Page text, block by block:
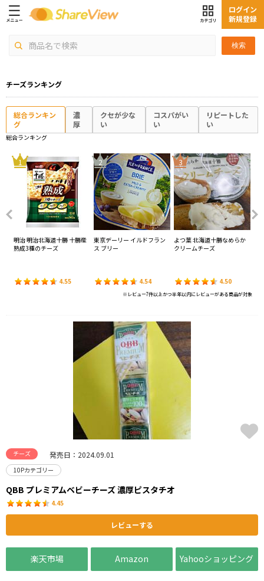
検索
ログイン
新規登録
チーズランキング
総合ランキン
グ
濃
厚
クセが少な
い
コスパがい
い
リピートした
い
総合ランキング
1
明治 明治北海道十勝 十勝産
熟成3種のチーズ
4.55
2
東京デーリー イルドフラン
ス ブリー
4.54
3
よつ葉 北海道十勝なめらか
クリームチーズ
4.50
※レビュー7件以上かつ半年以内にレビューがある商品が対象
チーズ 発売日：2024.09.01
10Pカテゴリー
QBB プレミアムベビーチーズ 濃厚ピスタチオ
4.45
レビューする
楽天市場 Amazon Yahooショッピング